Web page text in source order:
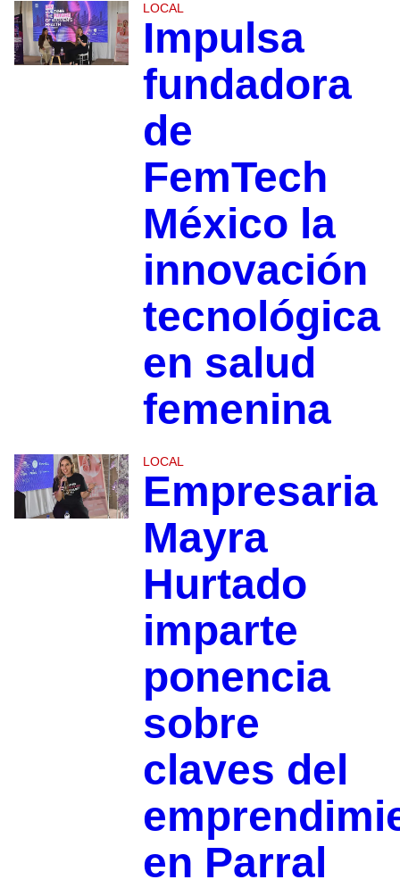
LOCAL
Impulsa
fundadora
de
FemTech
México la
innovación
tecnológica
en salud
femenina
LOCAL
Empresaria
Mayra
Hurtado
imparte
ponencia
sobre
claves del
en Parral